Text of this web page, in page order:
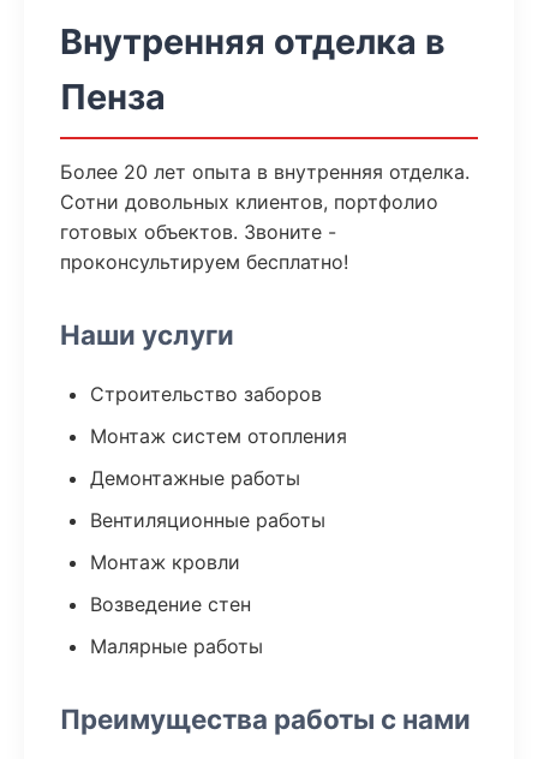
Внутренняя отделка в
Пенза
Более 20 лет опыта в внутренняя отделка.
Сотни довольных клиентов, портфолио
готовых объектов. Звоните -
проконсультируем бесплатно!
Наши услуги
Строительство заборов
Монтаж систем отопления
Демонтажные работы
Вентиляционные работы
Монтаж кровли
Возведение стен
Малярные работы
Преимущества работы с нами